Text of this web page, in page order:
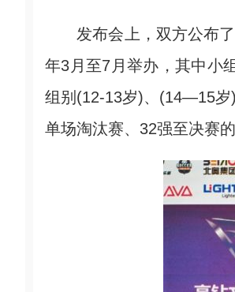
发布会上，双方公布了
年3月至7月举办，其中小
组别(12-13岁)、(14—15岁
单场淘汰赛、32强至决赛